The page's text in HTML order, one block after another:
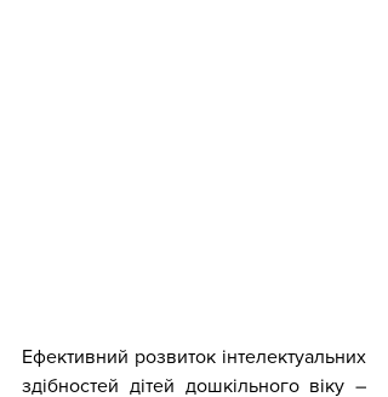
Ефективний розвиток інтелектуальних
здібностей дітей дошкільного віку –